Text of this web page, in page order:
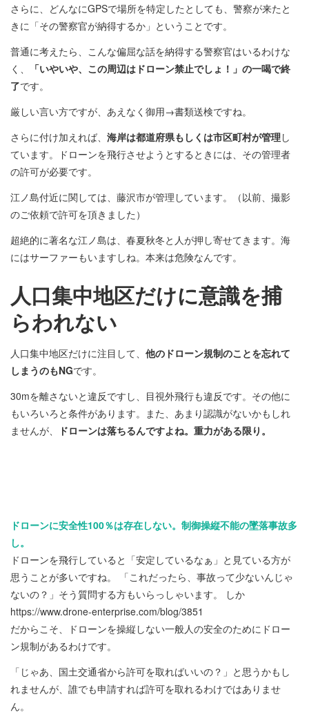
さらに、どんなにGPSで場所を特定したとしても、警察が来たと
きに「その警察官が納得するか」ということです。
普通に考えたら、こんな偏屈な話を納得する警察官はいるわけな
く、
「いやいや、この周辺はドローン禁止でしょ！」の一喝で終
了です。
厳しい言い方ですが、あえなく御用→書類送検ですね。
さらに付け加えれば、 海岸は都道府県もしくは市区町村が管理し
ています。ドローンを飛行させようとするときには、その管理者
の許可が必要です。
江ノ島付近に関しては、藤沢市が管理しています。（以前、撮影
のご依頼で許可を頂きました）
超絶的に著名な江ノ島は、春夏秋冬と人が押し寄せてきます。海
にはサーファーもいますしね。本来は危険なんです。
人口集中地区だけに意識を捕
らわれない
人口集中地区だけに注目して、 他のドローン規制のことを忘れて
しまうのもNGです。
30mを離さないと違反ですし、目視外飛行も違反です。その他に
もいろいろと条件があります。また、あまり認識がないかもしれ
ませんが、
ドローンは落ちるんですよね。重力がある限り。
ドローンに安全性100％は存在しない。制御操縦不能の墜落事故多
し。
ドローンを飛行していると「安定しているなぁ」と見ている方が
思うことが多いですね。 「これだったら、事故って少ないんじゃ
ないの？」そう質問する方もいらっしゃいます。 しか
https://www.drone-enterprise.com/blog/3851
だからこそ、ドローンを操縦しない一般人の安全のためにドロー
ン規制があるわけです。
「じゃあ、国土交通省から許可を取ればいいの？」と思うかもし
れませんが、誰でも申請すれば許可を取れるわけではありませ
ん。